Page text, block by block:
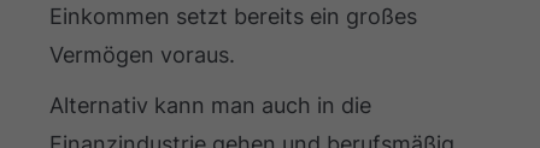
Einkommen setzt bereits ein großes
Vermögen voraus.
Alternativ kann man auch in die